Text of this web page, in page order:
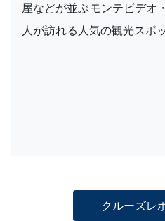
屋などが並ぶモンテビデオ
人が訪れる人気の観光スポ
クルーズレ